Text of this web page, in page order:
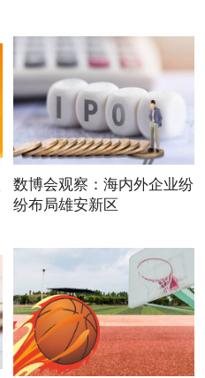
数博会观察：海内外企业纷
纷布局雄安新区